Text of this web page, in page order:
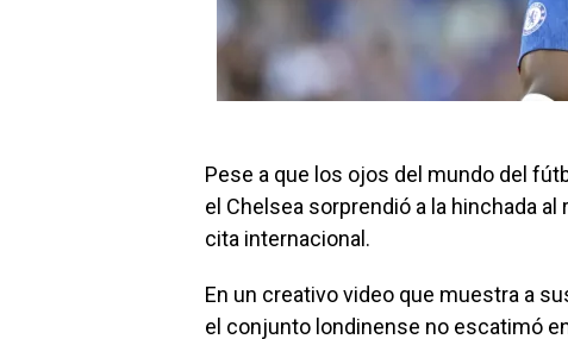
Pese a que los ojos del mundo del
el Chelsea sorprendió a la hinchada
cita internacional.
En un creativo video que muestra a
el conjunto londinense no escatimó